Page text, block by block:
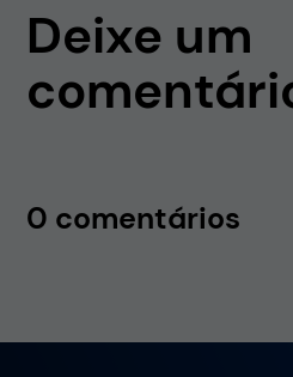
Deixe um
0 comentários